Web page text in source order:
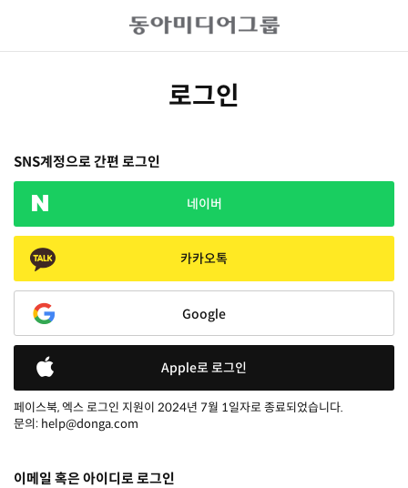
로그인
SNS계정으로 간편 로그인
네이버
카카오톡
Google
Apple로 로그인
페이스북, 엑스 로그인 지원이 2024년 7월 1일자로 종료되었습니다.
문의: help@donga.com
이메일 혹은 아이디로 로그인